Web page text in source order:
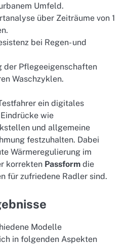
Umfeld.
über Zeiträume von 1
bei Regen- und
der Pflegeeigenschaften
Waschzyklen.
ein digitales
wie
und allgemeine
festzuhalten. Dabei
Wärmeregulierung im
korrekten Passform die
für zufriedene Radler sind.
Modelle
in folgenden Aspekten